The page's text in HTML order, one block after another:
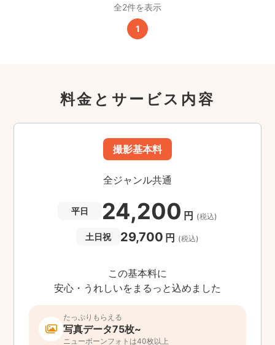
全2件を表示
1
料金とサービス内容
撮影基本料
全ジャンル共通
平日 24,200 円 (税込)
土日祝 29,700 円 (税込)
この基本料に
安心・うれしいをまるっと込めました
たっぷりもらえる
写真データ75枚~
ニューボーンフォトは40枚以上